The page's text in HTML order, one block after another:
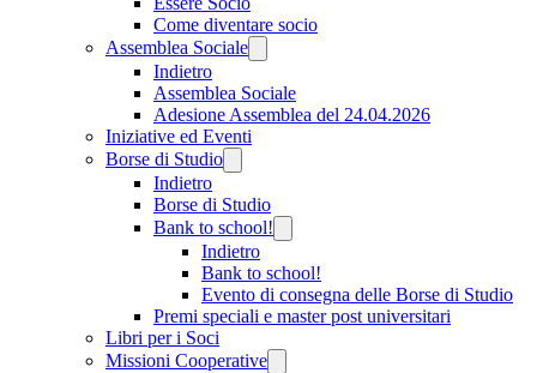
Come diventare socio
Assemblea Sociale
Indietro
Assemblea Sociale
Adesione Assemblea del 24.04.2026
Iniziative ed Eventi
Borse di Studio
Indietro
Borse di Studio
Bank to school!
Indietro
Bank to school!
Evento di consegna delle Borse di Studio
Premi speciali e master post universitari
Libri per i Soci
Missioni Cooperative